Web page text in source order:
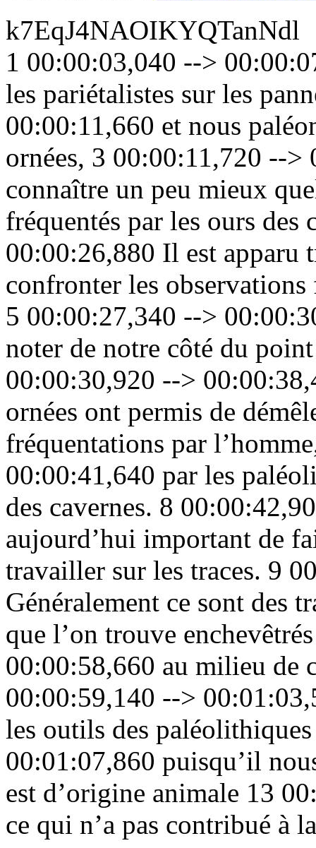
k7EqJ4NAOIKYQTanNdl
1 00:00:03,040 -->
les pariétalistes sur les
00:00:11,660 et nous
ornées, 3 00:00:11,720 -->
connaître un peu mieux
fréquentés par les ours
00:00:26,880 Il est apparu
confronter les observations
5 00:00:27,340 -->
noter de notre côté du
00:00:30,920 -->
ornées ont permis de
fréquentations par
00:00:41,640 par les
des cavernes. 8
aujourd’hui important de
travailler sur les traces. 9
Généralement ce sont des
que l’on trouve
00:00:58,660 au milieu de
00:00:59,140 -->
les outils des
00:01:07,860 puisqu’il
est d’origine animale 13
ce qui n’a pas contribué à